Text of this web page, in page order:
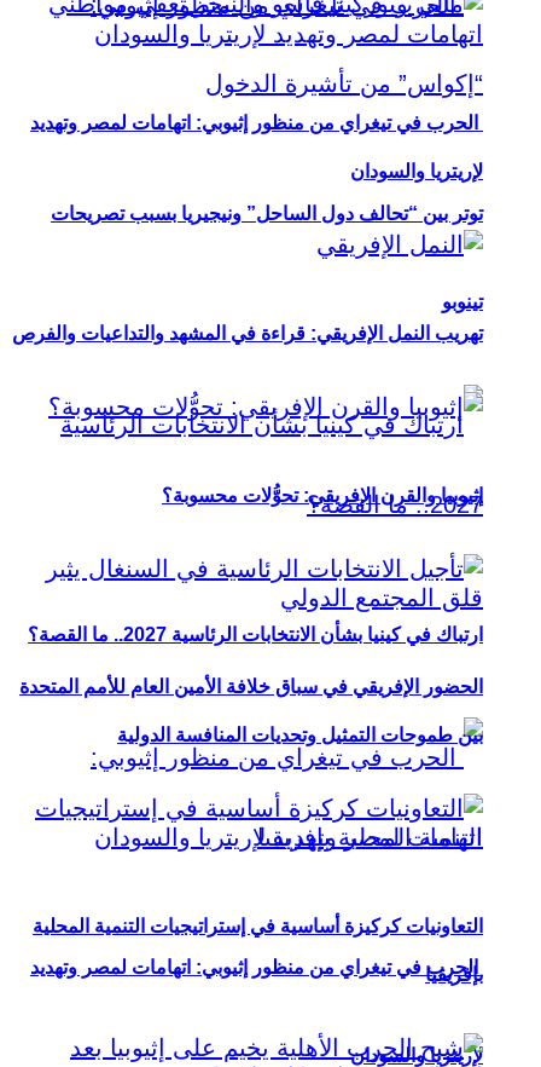
توتر بين “تحالف دول الساحل” ونيجيريا بسبب تصريحات
تينوبو
ارتباك في كينيا بشأن الانتخابات الرئاسية 2027.. ما القصة؟
الحرب في تيغراي من منظور إثيوبي: اتهامات لمصر وتهديد
لإريتريا والسودان
الحرب في تيغراي من منظور إثيوبي: اتهامات لمصر وتهديد
لإريتريا والسودان
تهريب النمل الإفريقي: قراءة في المشهد والتداعيات والفرص
إثيوبيا والقرن الإفريقي: تحوُّلات محسوبة؟
الحضور الإفريقي في سباق خلافة الأمين العام للأمم المتحدة
بين طموحات التمثيل وتحديات المنافسة الدولية
التعاونيات كركيزة أساسية في إستراتيجيات التنمية المحلية
بإفريقيا